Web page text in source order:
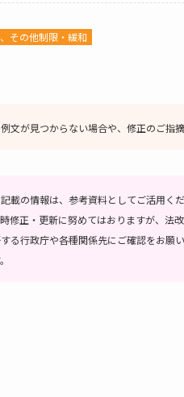
その他制限・緩和
文が見つからない場合や、修正のご指
載の情報は、参考資料としてご活用くだ
修正・更新に努めてはおりますが、法
る行政庁や各種関係先にご確認をお願い